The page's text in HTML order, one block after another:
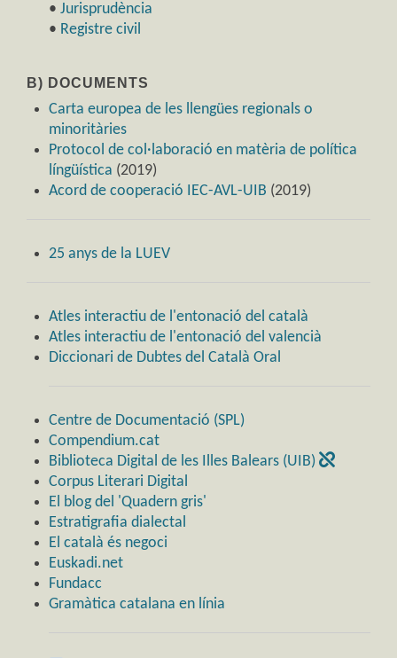
• Jurisprudència
• Registre civil
B) DOCUMENTS
Carta europea de les llengües regionals o
minoritàries
Protocol de col·laboració en matèria de política
língüística (2019)
Acord de cooperació IEC-AVL-UIB (2019)
25 anys de la LUEV
Atles interactiu de l'entonació del català
Atles interactiu de l'entonació del valencià
Diccionari de Dubtes del Català Oral
Centre de Documentació (SPL)
Compendium.cat
Biblioteca Digital de les Illes Balears (UIB)
Corpus Literari Digital
El blog del 'Quadern gris'
Estratigrafia dialectal
El català és negoci
Euskadi.net
Fundacc
Gramàtica catalana en línia